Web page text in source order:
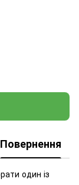
Повернення
один із